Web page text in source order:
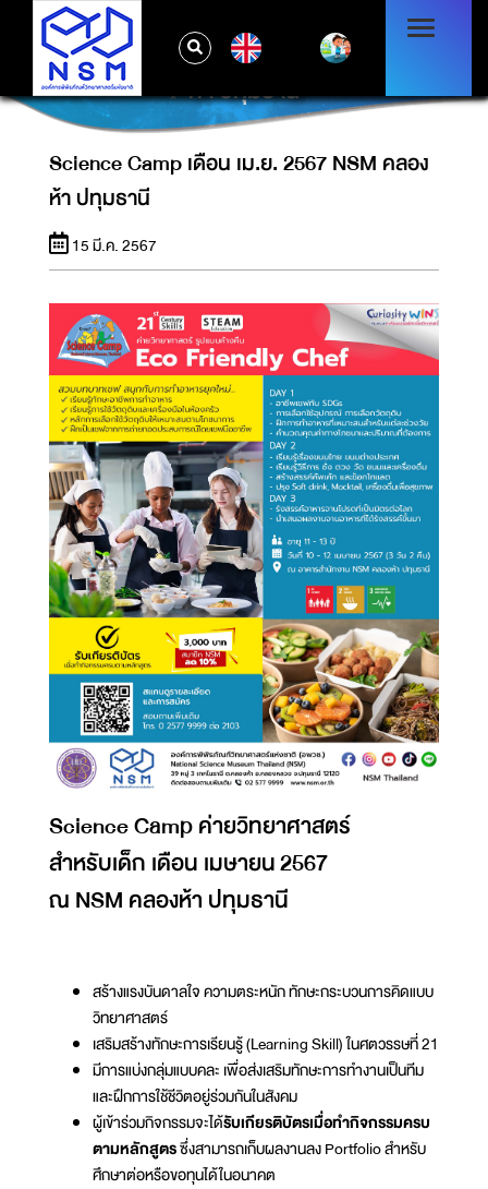
SCIENCE CAMP เดือน เม.ย. 2567 NSM คลอง
ห้า ปทุมธานี
Science Camp เดือน เม.ย. 2567 NSM คลอง
ห้า ปทุมธานี
15 มี.ค. 2567
Science Camp ค่ายวิทยาศาสตร์
สำหรับเด็ก เดือน เมษายน 2567
ณ NSM คลองห้า ปทุมธานี
สร้างแรงบันดาลใจ ความตระหนัก ทักษะกระบวนการคิดแบบ
วิทยาศาสตร์
เสริมสร้างทักษะการเรียนรู้ (Learning Skill) ในศตวรรษที่ 21
มีการแบ่งกลุ่มแบบคละ เพื่อส่งเสริมทักษะการทำงานเป็นทีม
และฝึกการใช้ชีวิตอยู่ร่วมกันในสังคม
ผู้เข้าร่วมกิจกรรมจะได้รับเกียรติบัตรเมื่อทำกิจกรรมครบ
ตามหลักสูตรซึ่งสามารถเก็บผลงานลง Portfolio สำหรับ
ศึกษาต่อหรือขอทุนได้ในอนาคต